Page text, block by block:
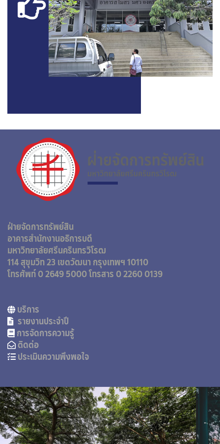
ฝ่ายจัดการทรัพย์สิน
อาคารสำนักงานอธิการบดี
มหาวิทยาลัยศรีนครินทรวิโรฒ
114 สุขุมวิท 23 เขตวัฒนา กรุงเทพฯ 10110
โทรศัพท์ 0 2649 5000โทรสาร 0 2260 0139
บริการ
รายงานประจำปี
การจัดการความรู้
ติดต่อ
ประเมินความพึงพอใจ